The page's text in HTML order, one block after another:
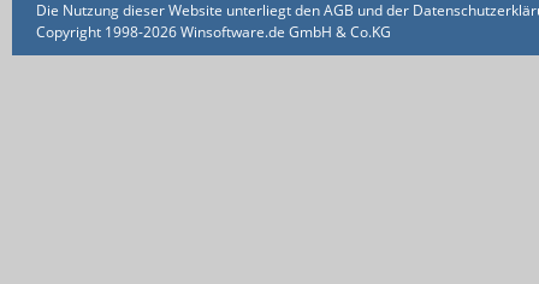
Die Nutzung dieser Website unterliegt den AGB und der
Copyright 1998-2026 Winsoftware.de GmbH & Co.KG